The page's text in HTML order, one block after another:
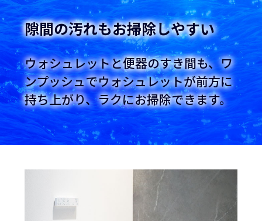
隙間の汚れもお掃除しやすい
ウォシュレットと便器のすき間も、ワ
ンプッシュでウォシュレットが前方に
持ち上がり、ラクにお掃除できます。